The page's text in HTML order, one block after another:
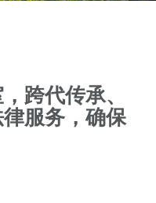
跨代传承、
服务，确保